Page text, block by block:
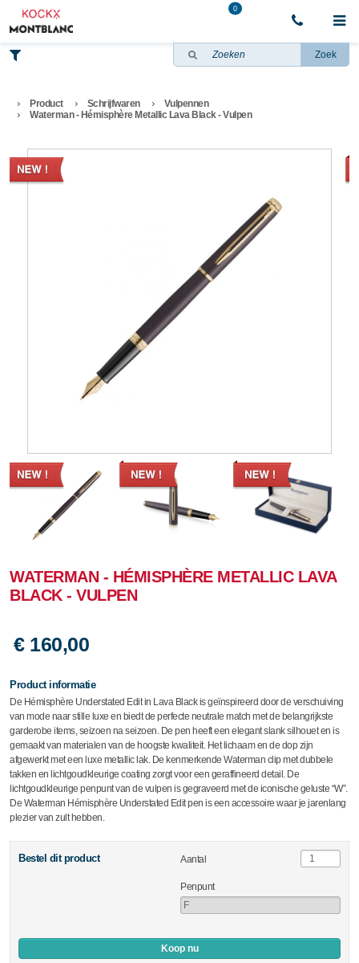
0
Zoek
Product Schrijfwaren
Vulpennen
Waterman - Hémisphère Metallic Lava Black - Vulpen
WATERMAN - HÉMISPHÈRE METALLIC LAVA
BLACK - VULPEN
€ 160,00
Product informatie
De Hémisphère Understated Edit in Lava Black is geïnspireerd door de verschuiving
van mode naar stille luxe en biedt de perfecte neutrale match met de belangrijkste
garderobe items, seizoen na seizoen. De pen heeft een elegant slank silhouet en is
gemaakt van materialen van de hoogste kwaliteit. Het lichaam en de dop zijn
afgewerkt met een luxe metallic lak. De kenmerkende Waterman clip met dubbele
takken en lichtgoudkleurige coating zorgt voor een geraffineerd detail. De
lichtgoudkleurige penpunt van de vulpen is gegraveerd met de iconische geluste “W”.
De Waterman Hémisphère Understated Edit pen is een accessoire waar je jarenlang
plezier van zult hebben.
Bestel dit product Aantal
Penpunt
Koop nu